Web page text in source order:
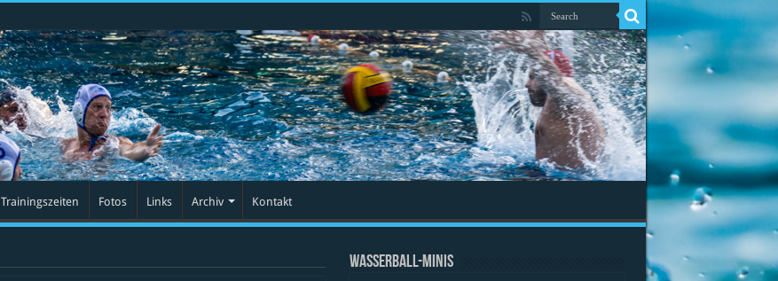
Trainingszeiten Fotos Links Archiv Kontakt
WASSERBALL-MINIS